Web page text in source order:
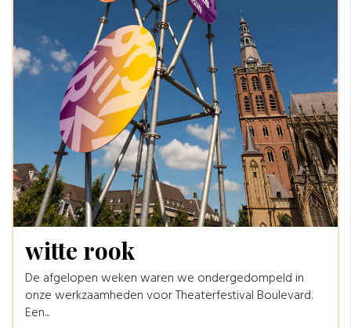
witte rook
De afgelopen weken waren we ondergedompeld in
onze werkzaamheden voor Theaterfestival Boulevard.
Een...